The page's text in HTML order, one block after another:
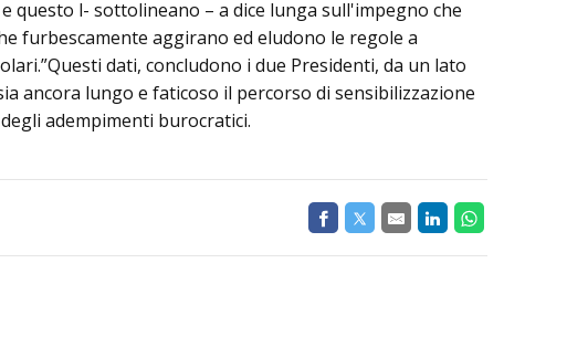
questo l- sottolineano – a dice lunga sull'impegno che
furbescamente aggirano ed eludono le regole a
dati, concludono i due Presidenti, da un lato
ancora lungo e faticoso il percorso di sensibilizzazione
adempimenti burocratici.